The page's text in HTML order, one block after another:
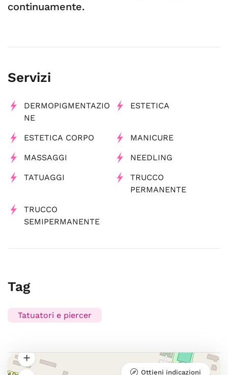
continuamente.
Servizi
DERMOPIGMENTAZIO
NE
ESTETICA
ESTETICA CORPO MANICURE
MASSAGGI NEEDLING
TATUAGGI
TRUCCO
PERMANENTE
TRUCCO
SEMIPERMANENTE
Tag
Tatuatori e piercer
Ottieni indicazioni